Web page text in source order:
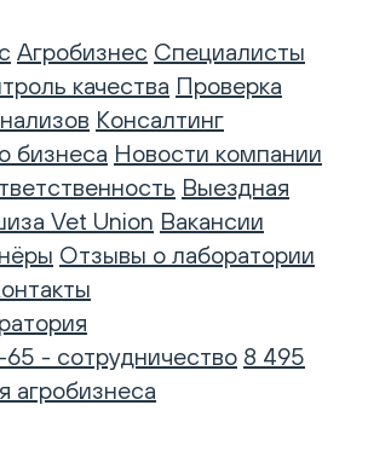
Агробизнес Специалисты
качества Проверка
Консалтинг
бизнеса Новости компании
Выездная
Vet Union Вакансии
Отзывы о лаборатории
- сотрудничество 8 495
агробизнеса